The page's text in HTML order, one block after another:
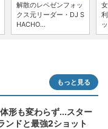
解散のレペゼンフォッ
クス元リーダー・DJ S
HACHO...
もっと見る
形も変わらず...スター
ドと最強2ショット